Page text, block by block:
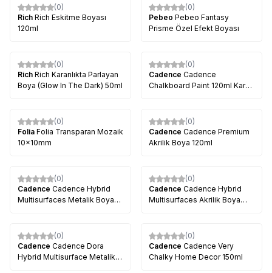
(0)
Rich Rich Eskitme Boyası
120ml
(0)
Pebeo Pebeo Fantasy
Prisme Özel Efekt Boyası
(0)
Rich Rich Karanlıkta Parlayan
Boya (Glow In The Dark) 50ml
(0)
Cadence Cadence
Chalkboard Paint 120ml Kara
(0)
Folia Folia Transparan Mozaik
10x10mm
(0)
Cadence Cadence Premium
Akrilik Boya 120ml
(0)
Cadence Cadence Hybrid
Multisurfaces Metalik Boya
(0)
Cadence Cadence Hybrid
Multisurfaces Akrilik Boya
(0)
Cadence Cadence Dora
Hybrid Multisurface Metalik
(0)
Cadence Cadence Very
Chalky Home Decor 150ml